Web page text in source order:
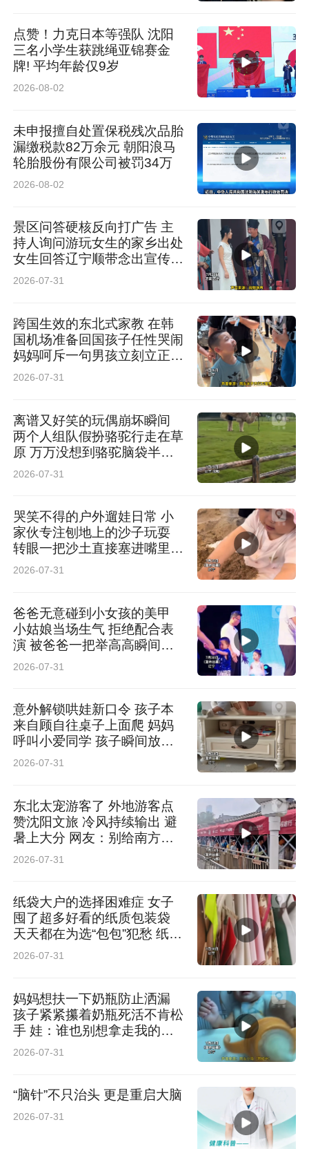
点赞！力克日本等强队 沈阳
三名小学生获跳绳亚锦赛金
牌! 平均年龄仅9岁
2026-08-02
未申报擅自处置保税残次品胎
漏缴税款82万余元 朝阳浪马
轮胎股份有限公司被罚34万
2026-08-02
景区问答硬核反向打广告 主
持人询问游玩女生的家乡出处
女生回答辽宁顺带念出宣传标
语 网友：主打一个公费出门
2026-07-31
跨国生效的东北式家教 在韩
国机场准备回国孩子任性哭闹
妈妈呵斥一句男孩立刻立正站
定 网友：走遍天下 妈妈最大
2026-07-31
离谱又好笑的玩偶崩坏瞬间
两个人组队假扮骆驼行走在草
原 万万没想到骆驼脑袋半路
直接掉落 网友：“骆驼”知道低
2026-07-31
哭笑不得的户外遛娃日常 小
家伙专注刨地上的沙子玩耍
转眼一把沙土直接塞进嘴里品
尝 网友：主打一个万物皆可
2026-07-31
爸爸无意碰到小女孩的美甲
小姑娘当场生气 拒绝配合表
演 被爸爸一把举高高瞬间喜
笑颜开 网友：前一秒生气 下
2026-07-31
意外解锁哄娃新口令 孩子本
来自顾自往桌子上面爬 妈妈
呼叫小爱同学 孩子瞬间放弃
网友：以后管娃可以不用喊大
2026-07-31
东北太宠游客了 外地游客点
赞沈阳文旅 冷风持续输出 避
暑上大分 网友：别给南方小
土豆热懵了
2026-07-31
纸袋大户的选择困难症 女子
囤了超多好看的纸质包装袋
天天都在为选“包包”犯愁 纸
袋：没想到这辈子还能内卷起
2026-07-31
妈妈想扶一下奶瓶防止洒漏
孩子紧紧攥着奶瓶死活不肯松
手 娃：谁也别想拿走我的奶
瓶！ 网友：仿佛看到了我小
2026-07-31
“脑针”不只治头 更是重启大脑
2026-07-31